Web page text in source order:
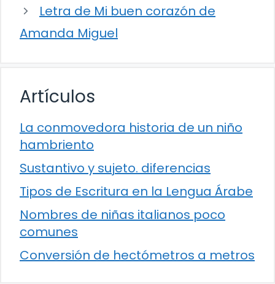
Letra de Mi buen corazón de
Amanda Miguel
Artículos
La conmovedora historia de un niño
hambriento
Sustantivo y sujeto. diferencias
Tipos de Escritura en la Lengua Árabe
Nombres de niñas italianos poco
comunes
Conversión de hectómetros a metros